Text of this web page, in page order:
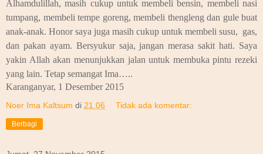
Alhamdulillah, masih cukup untuk membeli bensin, membeli nasi
tumpang, membeli tempe goreng, membeli thengleng dan gule buat
anak-anak. Honor saya juga masih cukup untuk membeli susu, gas,
dan pakan ayam. Bersyukur saja, jangan merasa sakit hati. Saya
yakin Allah akan menunjukkan jalan untuk membuka pintu rezeki
yang lain. Tetap semangat Ima…..
Karanganyar, 1 Desember 2015
Noer Ima Kaltsum di 21.06 Tidak ada komentar:
Berbagi